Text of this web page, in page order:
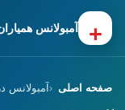
+ آمبولانس
صفحه اصلی آمبولانس